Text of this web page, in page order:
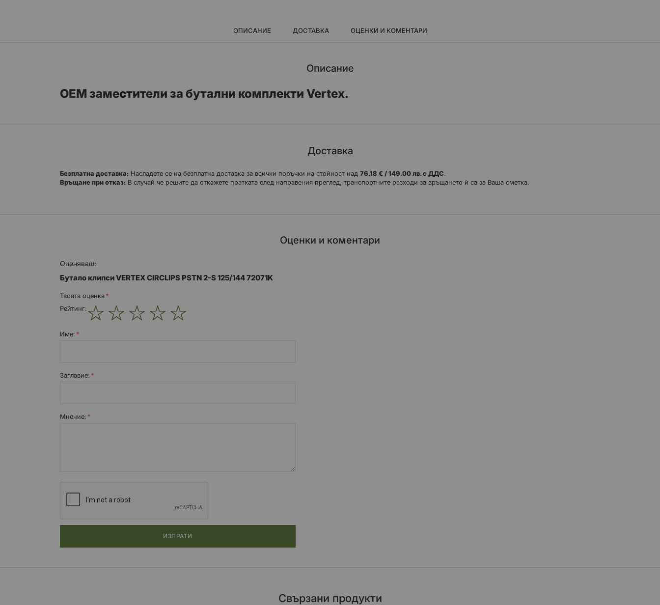
ОПИСАНИЕ ДОСТАВКА ОЦЕНКИ И КОМЕНТАРИ
Описание
OEM заместители за бутални комплекти Vertex.
Доставка
Безплатна доставка: Насладете се на безплатна доставка за всички поръчки на стойност над 76.18 € / 149.00 лв. с ДДС.
Връщане при отказ: В случай че решите да откажете пратката след направения преглед, транспортните разходи за връщането ѝ са за Ваша сметка.
Оценки и коментари
Оценяваш:
Бутало клипси VERTEX CIRCLIPS PSTN 2-S 125/144 72071K
Твоята оценка
Рейтинг:
Име:
Заглавиe:
Мнение:
ИЗПРАТИ
Свързани продукти